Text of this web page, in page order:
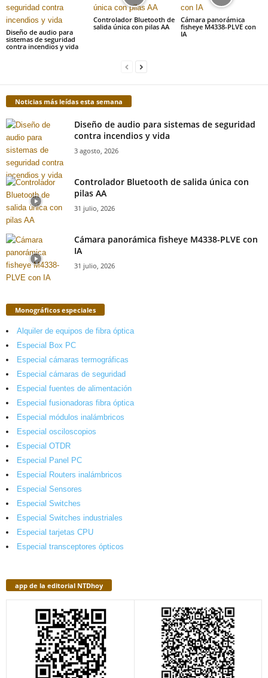
Diseño de audio para
sistemas de seguridad
contra incendios y vida
Controlador Bluetooth de
salida única con pilas AA
Cámara panorámica
fisheye M4338-PLVE con
IA
Noticias más leídas esta semana
Diseño de audio para sistemas de seguridad
contra incendios y vida
3 agosto, 2026
Controlador Bluetooth de salida única con
pilas AA
31 julio, 2026
Cámara panorámica fisheye M4338-PLVE con
IA
31 julio, 2026
Monográficos especiales
Alquiler de equipos de fibra óptica
Especial Box PC
Especial cámaras termográficas
Especial cámaras de seguridad
Especial fuentes de alimentación
Especial fusionadoras fibra óptica
Especial módulos inalámbricos
Especial osciloscopios
Especial OTDR
Especial Panel PC
Especial Routers inalámbricos
Especial Sensores
Especial Switches
Especial Switches industriales
Especial tarjetas CPU
Especial transceptores ópticos
app de la editorial NTDhoy